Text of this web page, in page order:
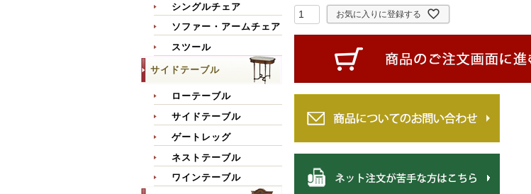
シングルチェア
ソファー・アームチェア
スツール
サイドテーブル
ローテーブル
サイドテーブル
ゲートレッグ
ネストテーブル
ワインテーブル
お気に入りに登録する